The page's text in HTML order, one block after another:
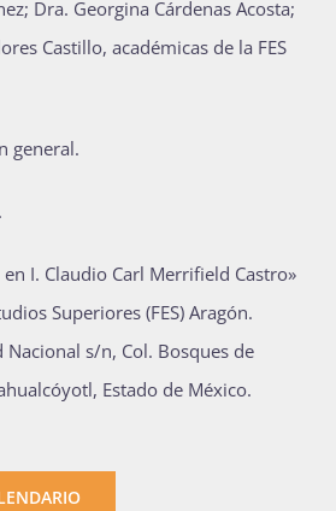
Dra. Georgina Cárdenas Acosta;
Castillo, académicas de la FES
general.
I. Claudio Carl Merrifield Castro»
Superiores (FES) Aragón.
s/n, Col. Bosques de
Estado de México.